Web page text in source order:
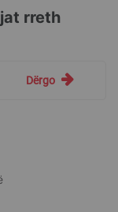
rreth
Dërgo